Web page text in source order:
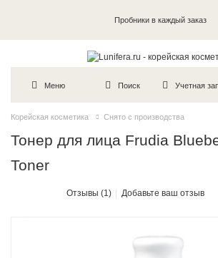
Пробники в каждый заказ
Меню Поиск Учетная
Корейская косметика Снято с производства
Тонер для лица Frudia
Toner
Отзывы (1) Добавьте ваш отзыв